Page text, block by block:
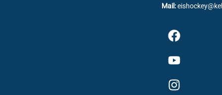
Mail: